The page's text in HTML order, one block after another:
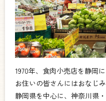
1970年、食肉小売店を静岡
お住いの皆さんにはおなじ
静岡県を中心に、神奈川県